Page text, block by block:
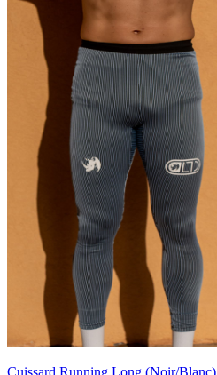
Cuissard Running Long (Noir/Blanc)